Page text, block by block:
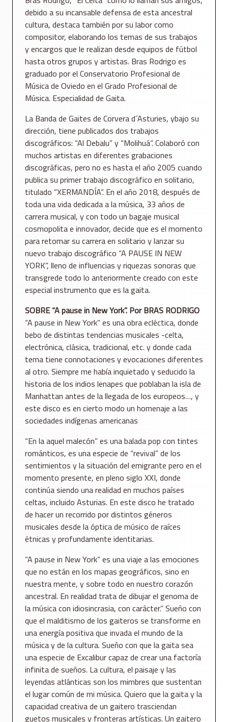
debido a su incansable defensa de esta ancestral
cultura, destaca también por su labor como
compositor, elaborando los temas de sus trabajos
y encargos que le realizan desde equipos de fútbol
hasta otros grupos y artistas. Bras Rodrigo es
graduado por el Conservatorio Profesional de
Música de Oviedo en el Grado Profesional de
Música. Especialidad de Gaita.
La Banda de Gaites de Corvera d´Asturies, ybajo su
dirección, tiene publicados dos trabajos
discográficos: “Al Debalu” y “Molihuá”. Colaboró con
muchos artistas en diferentes grabaciones
discográficas, pero no es hasta el año 2005 cuando
publica su primer trabajo discográfico en solitario,
titulado “XERMANDÍA”. En el año 2018, después de
toda una vida dedicada a la música, 33 años de
carrera musical, y con todo un bagaje musical
cosmopolita e innovador, decide que es el momento
para retomar su carrera en solitario y lanzar su
nuevo trabajo discográfico “A PAUSE IN NEW
YORK”, lleno de influencias y riquezas sonoras que
transgrede todo lo anteriormente creado con este
especial instrumento que es la gaita.
SOBRE “A pause in New York”. Por BRAS RODRIGO
“A pause in New York” es una obra ecléctica, donde
bebo de distintas tendencias musicales -celta,
electrónica, clásica, tradicional, etc. y donde cada
tema tiene connotaciones y evocaciones diferentes
al otro. Siempre me había inquietado y seducido la
historia de los indios lenapes que poblaban la isla de
Manhattan antes de la llegada de los europeos…, y
este disco es en cierto modo un homenaje a las
sociedades indígenas americanas
“En la aquel malecón” es una balada pop con tintes
románticos, es una especie de “revival” de los
sentimientos y la situación del emigrante pero en el
momento presente, en pleno siglo XXI, donde
continúa siendo una realidad en muchos países
celtas, incluido Asturias. En este disco he tratado
de hacer un recorrido por distintos géneros
musicales desde la óptica de músico de raíces
étnicas y profundamente identitarias.
“A pause in New York” es una viaje a las emociones
que no están en los mapas geográficos, sino en
nuestra mente, y sobre todo en nuestro corazón
ancestral. En realidad trata de dibujar el genoma de
la música con idiosincrasia, con carácter.” Sueño con
que el malditismo de los gaiteros se transforme en
una energía positiva que invada el mundo de la
música y de la cultura. Sueño con que la gaita sea
una especie de Excalibur capaz de crear una factoría
infinita de sueños. La cultura, el paisaje y las
leyendas atlánticas son los mimbres que sustentan
el lugar común de mi música. Quiero que la gaita y la
capacidad creativa de un gaitero trasciendan
guetos musicales y fronteras artísticas. Un gaitero